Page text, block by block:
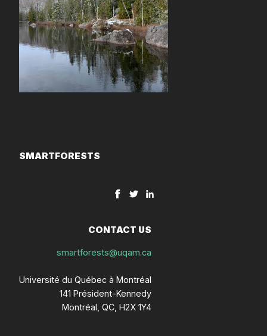
SMARTFORESTS
CONTACT US
smartforests@uqam.ca
Université du Québec à Montréal
141 Président-Kennedy
Montréal, QC, H2X 1Y4